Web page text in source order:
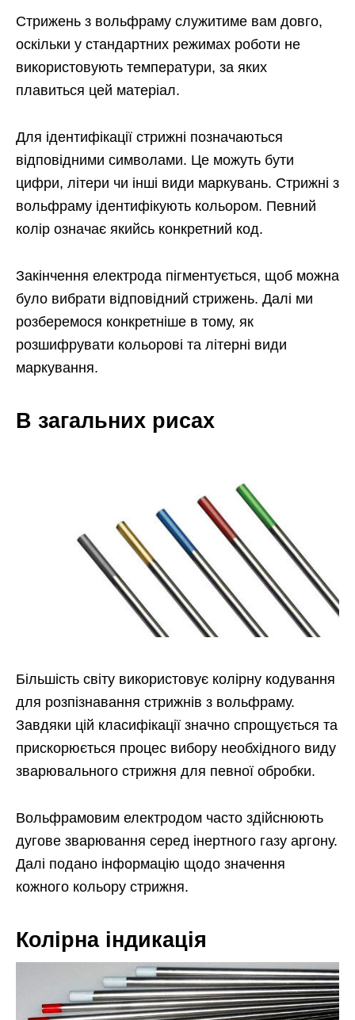
Стрижень з вольфраму служитиме вам довго,
оскільки у стандартних режимах роботи не
використовують температури, за яких
плавиться цей матеріал.
Для ідентифікації стрижні позначаються
відповідними символами. Це можуть бути
цифри, літери чи інші види маркувань. Стрижні з
вольфраму ідентифікують кольором. Певний
колір означає якийсь конкретний код.
Закінчення електрода пігментується, щоб можна
було вибрати відповідний стрижень. Далі ми
розберемося конкретніше в тому, як
розшифрувати кольорові та літерні види
маркування.
В загальних рисах
Більшість світу використовує колірну кодування
для розпізнавання стрижнів з вольфраму.
Завдяки цій класифікації значно спрощується та
прискорюється процес вибору необхідного виду
зварювального стрижня для певної обробки.
Вольфрамовим електродом часто здійснюють
дугове зварювання серед інертного газу аргону.
Далі подано інформацію щодо значення
кожного кольору стрижня.
Колірна індикація